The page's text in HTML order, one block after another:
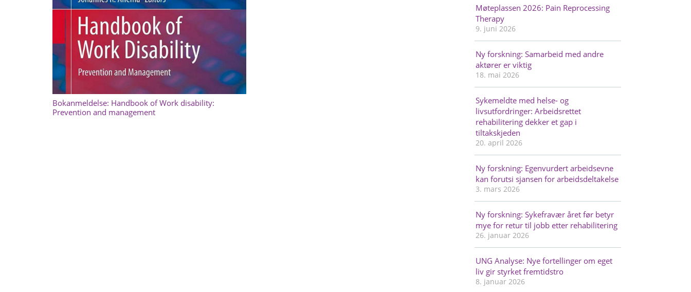
Bokanmeldelse: Handbook of Work disability:
Prevention and management
Møteplassen 2026: Pain Reprocessing
Therapy
9. juni 2026
Ny forskning: Samarbeid med andre
aktører er viktig
18. mai 2026
Sykemeldte med helse- og
livsutfordringer: Arbeidsrettet
rehabilitering dekker et gap i
tiltakskjeden
20. april 2026
Ny forskning: Egenvurdert arbeidsevne
kan forutsi sjansen for arbeidsdeltakelse
3. mars 2026
Ny forskning: Sykefravær året før betyr
mye for retur til jobb etter rehabilitering
26. januar 2026
UNG Analyse: Nye fortellinger om eget
liv gir styrket fremtidstro
8. januar 2026